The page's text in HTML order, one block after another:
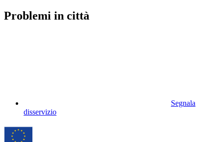
Problemi in città
Segnala
disservizio